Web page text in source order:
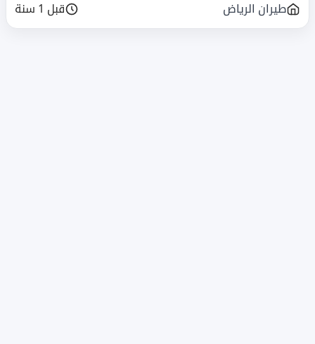
طيران الرياض قبل 1 سنة